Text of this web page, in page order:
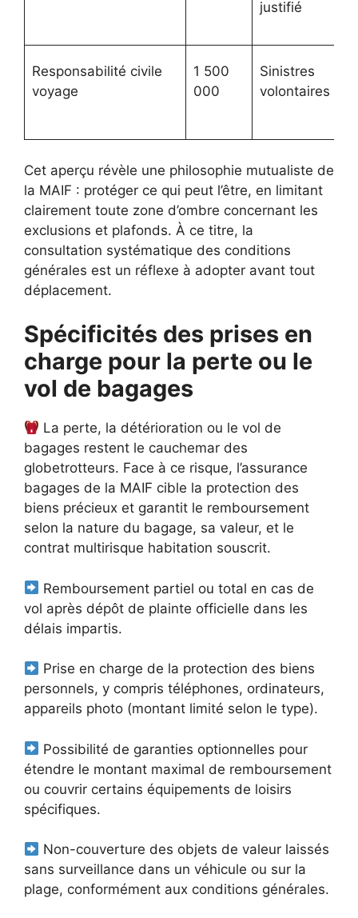
justifié
Responsabilité civile
voyage
1 500
000
Sinistres
volontaires
Cet aperçu révèle une philosophie mutualiste de
la MAIF : protéger ce qui peut l’être, en limitant
clairement toute zone d’ombre concernant les
exclusions et plafonds. À ce titre, la
consultation systématique des conditions
générales est un réflexe à adopter avant tout
déplacement.
Spécificités des prises en
charge pour la perte ou le
vol de bagages
La perte, la détérioration ou le vol de
bagages restent le cauchemar des
globetrotteurs. Face à ce risque, l’assurance
bagages de la MAIF cible la protection des
biens précieux et garantit le remboursement
selon la nature du bagage, sa valeur, et le
contrat multirisque habitation souscrit.
Remboursement partiel ou total en cas de
vol après dépôt de plainte officielle dans les
délais impartis.
Prise en charge de la protection des biens
personnels, y compris téléphones, ordinateurs,
appareils photo (montant limité selon le type).
Possibilité de garanties optionnelles pour
étendre le montant maximal de remboursement
ou couvrir certains équipements de loisirs
spécifiques.
Non-couverture des objets de valeur laissés
sans surveillance dans un véhicule ou sur la
plage, conformément aux conditions générales.